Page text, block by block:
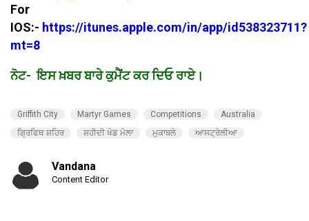
For
IOS:- https://itunes.apple.com/in/app/id538323711?
mt=8
ਨੋਟ- ਇਸ ਖ਼ਬਰ ਬਾਰੇ ਕੁਮੈਂਟ ਕਰ ਦਿਓ ਰਾਏ।
Griffith City Martyr Games Competitions
Australia
ਗ੍ਰਿਫਿਥ ਸ਼ਹਿਰ
ਸ਼ਹੀਦੀ ਖੇਡ ਮੇਲਾ ਮੁਕਾਬਲੇ ਆਸਟ੍ਰੇਲੀਆ
Vandana
Content Editor